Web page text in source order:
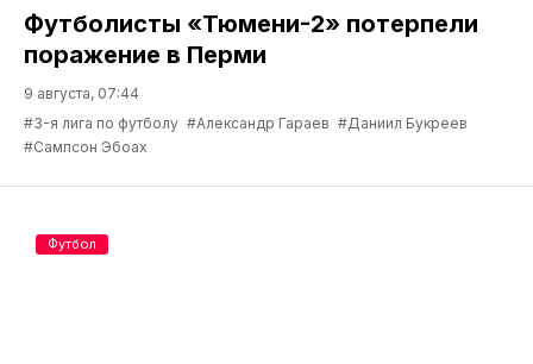
Футболисты «Тюмени-2» потерпели
поражение в Перми
9 августа, 07:44
#3-я лига по футболу #Александр Гараев #Даниил Букреев
#Сампсон Эбоах
Футбол